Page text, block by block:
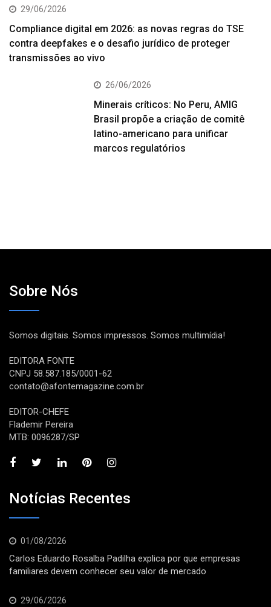
29/06/2026
Compliance digital em 2026: as novas regras do TSE
contra deepfakes e o desafio jurídico de proteger
transmissões ao vivo
26/06/2026
Minerais críticos: No Peru, AMIG
Brasil propõe a criação de comitê
latino-americano para unificar
marcos regulatórios
Sobre Nós
Somos digitais. Somos impressos. Somos multimídia!
EDITORA FONTE
CNPJ 58.587.185/0001-62
contato@afontemagazine.com.br
EDITOR-CHEFE
Flademir Pereira
MTB: 0096287/SP
Notícias Recentes
01/08/2026
Carlos Eduardo Rosalba Padilha explica por que empresas
familiares devem conhecer seu valor de mercado
29/06/2026